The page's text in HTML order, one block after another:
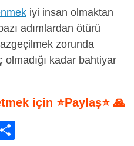
iyi insan olmaktan
adımlardan ötürü
zorunda
olmadığı kadar bahtiyar
için ⭐Paylaş⭐ 🙏
W